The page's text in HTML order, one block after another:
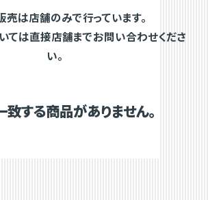
売は店舗のみで行っています。
ては直接店舗までお問い合わせくださ
い。
する商品がありません。